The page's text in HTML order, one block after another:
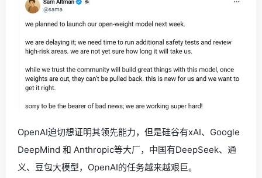
OpenAI迫切想证明其领先能力，但是硅谷有xAI、Google
DeepMind 和 Anthropic等大厂，中国有DeepSeek、通
义、豆包大模型，OpenAI的任务越来越艰巨。